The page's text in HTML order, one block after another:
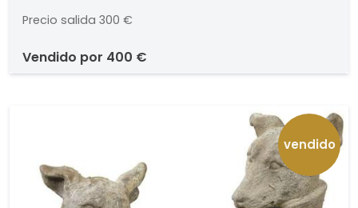
Precio salida 300 €
vendido por 400 €
vendido